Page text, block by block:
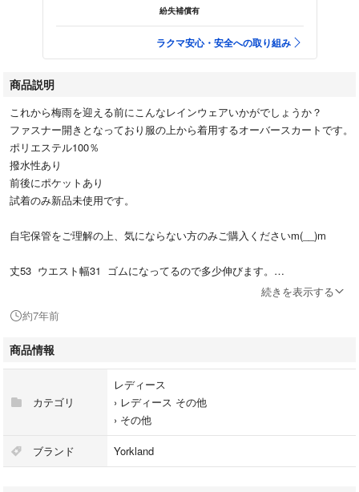
紛失補償有
ラクマ安心・安全への取り組み
商品説明
これから梅雨を迎える前にこんなレインウェアいかがでしょうか？
ファスナー開きとなっており服の上から着用するオーバースカートです。
ポリエステル100％
撥水性あり
前後にポケットあり
試着のみ新品未使用です。
自宅保管をご理解の上、気にならない方のみご購入くださいm(__)m
丈53 ウエスト幅31 ゴムになってるので多少伸びます。
素人の採寸ですので多少の誤差はご容赦くださいm(__)m
#ヨークランド
#レインコート
#レインウェア
続きを表示する
約7年前
商品情報
カテゴリ
レディース
› レディース その他
› その他
ブランド Yorkland